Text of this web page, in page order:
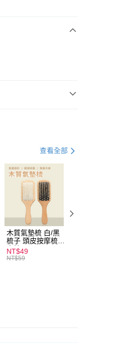
查看全部
木質氣墊梳 白/黑
梳子 頭皮按摩梳
木梳
NT$49
NT$59